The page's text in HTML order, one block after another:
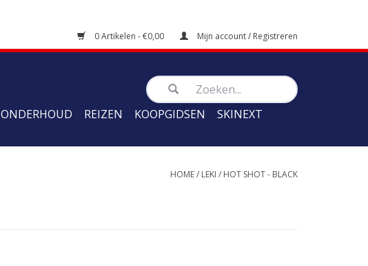
0 Artikelen - €0,00 Mijn account / Registreren
ONDERHOUD REIZEN KOOPGIDSEN SKINEXT
HOME/ LEKI / HOT SHOT - BLACK